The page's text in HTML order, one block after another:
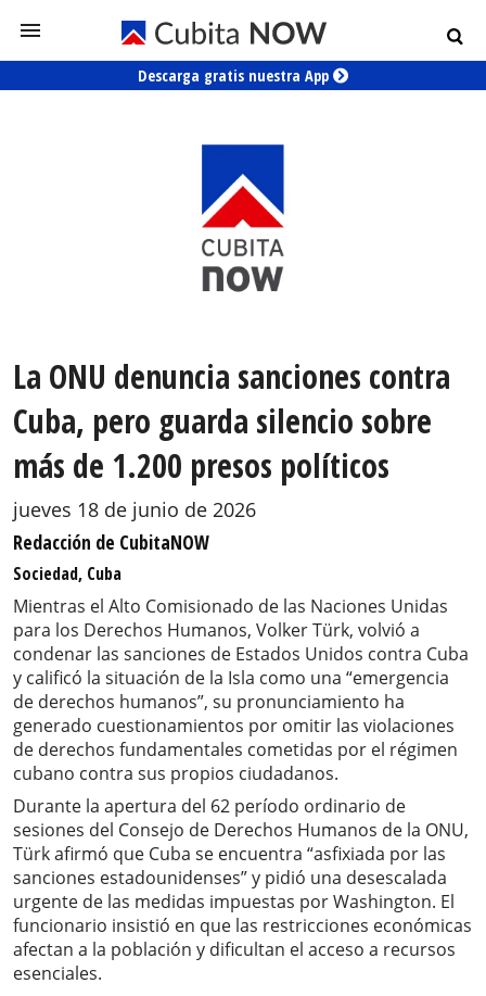
Descarga gratis nuestra App
La ONU denuncia sanciones contra
Cuba, pero guarda silencio sobre
más de 1.200 presos políticos
jueves 18 de junio de 2026
Redacción de CubitaNOW
Sociedad, Cuba
Mientras el Alto Comisionado de las Naciones Unidas
para los Derechos Humanos, Volker Türk, volvió a
condenar las sanciones de Estados Unidos contra Cuba
y calificó la situación de la Isla como una “emergencia
de derechos humanos”, su pronunciamiento ha
generado cuestionamientos por omitir las violaciones
de derechos fundamentales cometidas por el régimen
cubano contra sus propios ciudadanos.
Durante la apertura del 62 período ordinario de
sesiones del Consejo de Derechos Humanos de la ONU,
Türk afirmó que Cuba se encuentra “asfixiada por las
sanciones estadounidenses” y pidió una desescalada
urgente de las medidas impuestas por Washington. El
funcionario insistió en que las restricciones económicas
afectan a la población y dificultan el acceso a recursos
esenciales.